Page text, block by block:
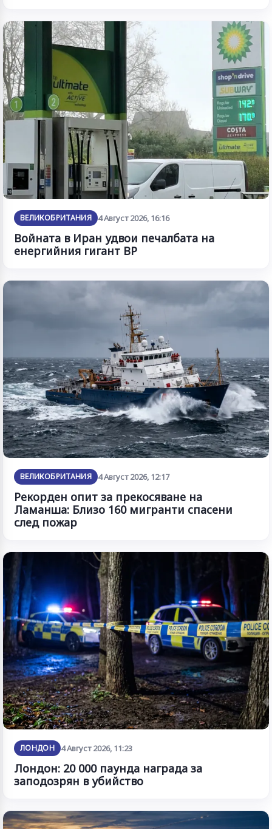
ВЕЛИКОБРИТАНИЯ 4 Август 2026, 16:16
Войната в Иран удвои печалбата на
енергийния гигант BP
ВЕЛИКОБРИТАНИЯ 4 Август 2026, 12:17
Рекорден опит за прекосяване на
Ламанша: Близо 160 мигранти спасени
след пожар
ЛОНДОН 4 Август 2026, 11:23
Лондон: 20 000 паунда награда за
заподозрян в убийство